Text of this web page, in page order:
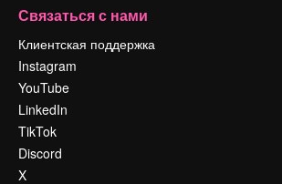
Связаться с нами
Клиентская поддержка
Instagram
YouTube
LinkedIn
TikTok
Discord
X